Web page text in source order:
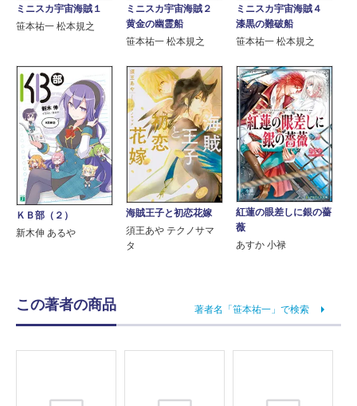
ミニスカ宇宙海賊１
笹本祐一 松本規之
ミニスカ宇宙海賊２
黄金の幽霊船
笹本祐一 松本規之
ミニスカ宇宙海賊４
漆黒の難破船
笹本祐一 松本規之
ＫＢ部（２）
新木伸 あるや
海賊王子と初恋花嫁
須王あや テクノサマ
タ
紅蓮の眼差しに銀の薔
薇
あすか 小禄
この著者の商品 著者名「笹本祐一」で検索